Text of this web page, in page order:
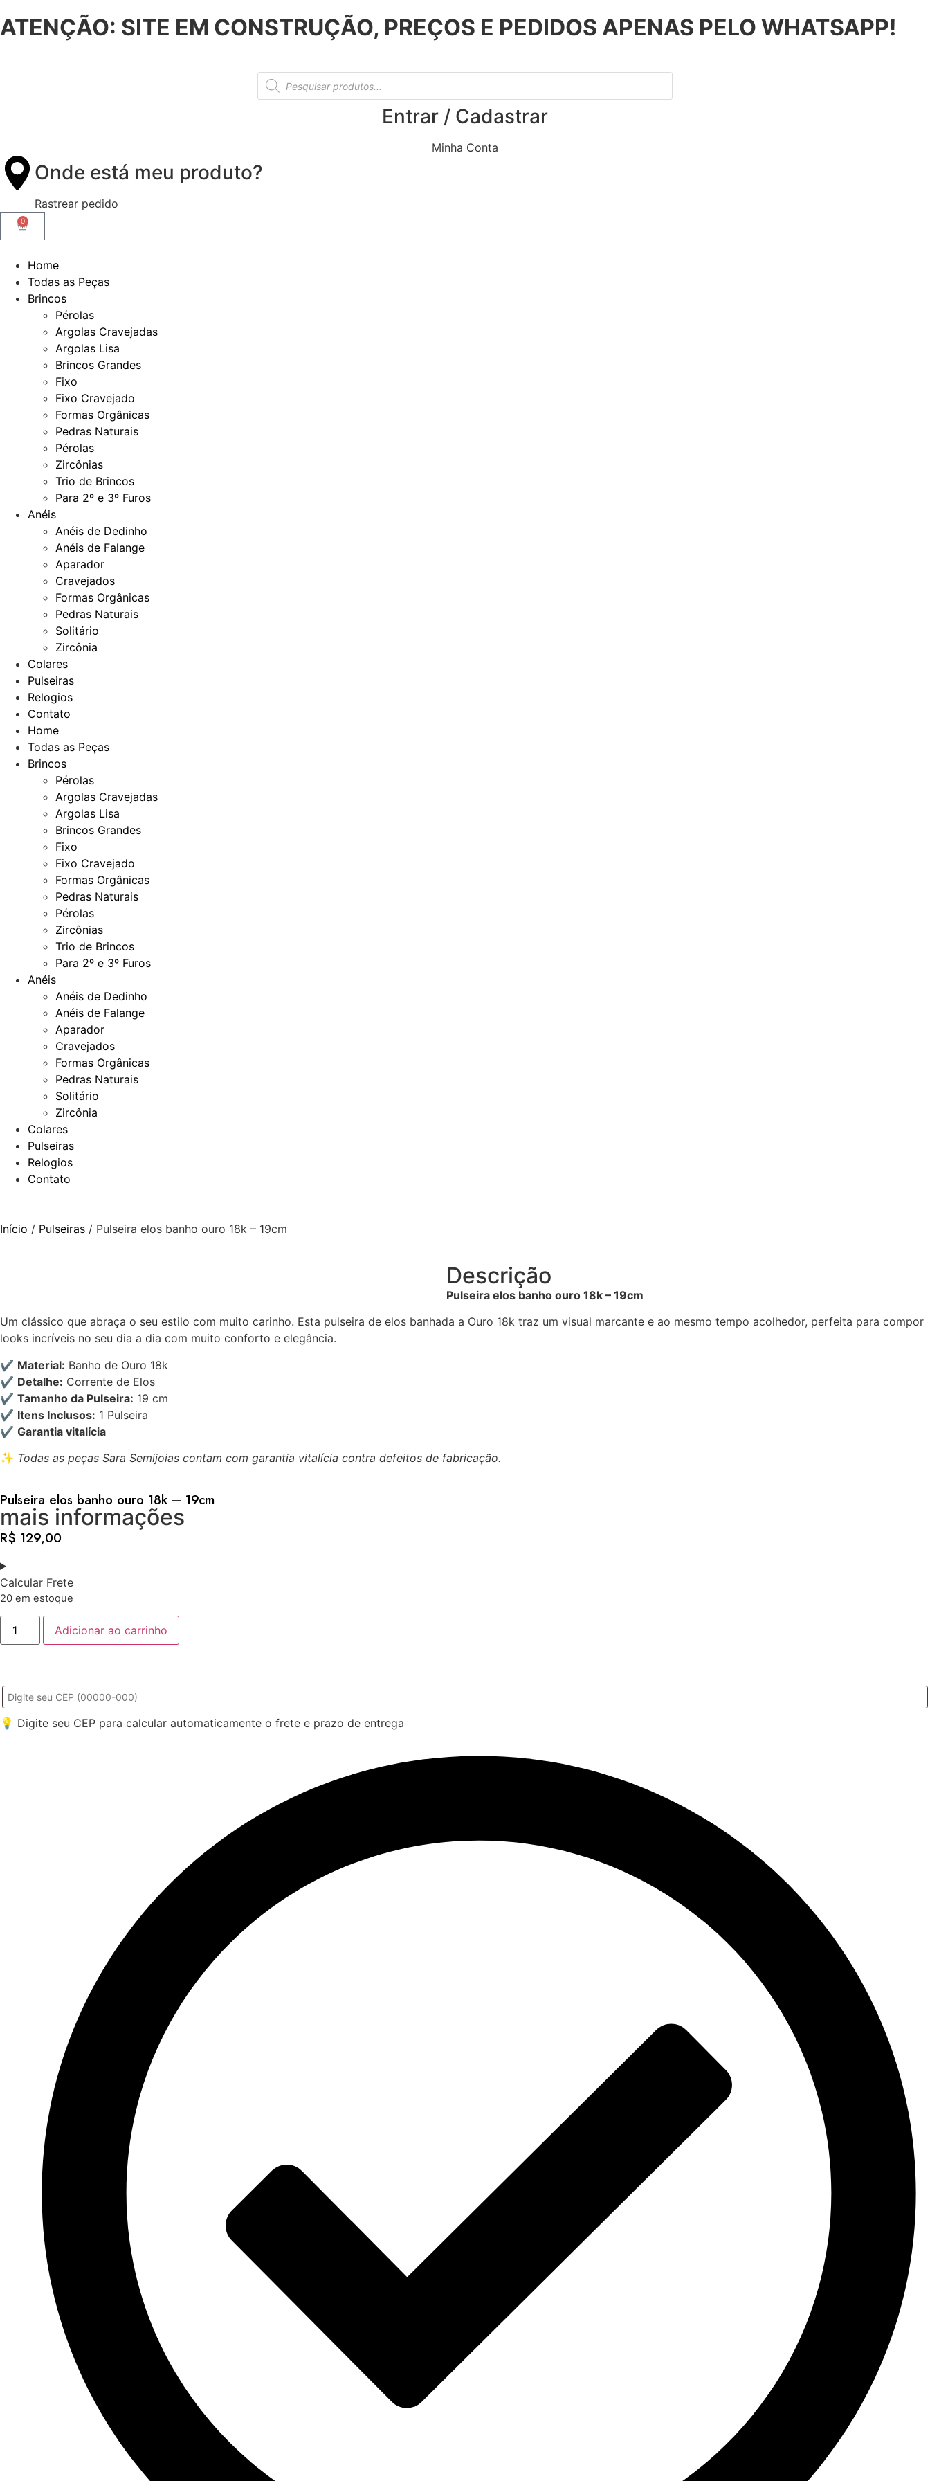
ATENÇÃO: SITE EM CONSTRUÇÃO, PREÇOS E PEDIDOS APENAS PELO WHATSAPP!
Entrar / Cadastrar
Minha Conta
Onde está meu produto?
Rastrear pedido
0
Home
Todas as Peças
Brincos
Pérolas
Argolas Cravejadas
Argolas Lisa
Brincos Grandes
Fixo
Fixo Cravejado
Formas Orgânicas
Pedras Naturais
Pérolas
Zircônias
Trio de Brincos
Para 2º e 3º Furos
Anéis
Anéis de Dedinho
Anéis de Falange
Aparador
Cravejados
Formas Orgânicas
Pedras Naturais
Solitário
Zircônia
Colares
Pulseiras
Relogios
Contato
Home
Todas as Peças
Brincos
Pérolas
Argolas Cravejadas
Argolas Lisa
Brincos Grandes
Fixo
Fixo Cravejado
Formas Orgânicas
Pedras Naturais
Pérolas
Zircônias
Trio de Brincos
Para 2º e 3º Furos
Anéis
Anéis de Dedinho
Anéis de Falange
Aparador
Cravejados
Formas Orgânicas
Pedras Naturais
Solitário
Zircônia
Colares
Pulseiras
Relogios
Contato
Início / Pulseiras / Pulseira elos banho ouro 18k – 19cm
Descrição
Pulseira elos banho ouro 18k – 19cm
Um clássico que abraça o seu estilo com muito carinho. Esta pulseira de elos banhada a Ouro 18k traz um visual marcante e ao mesmo tempo acolhedor, perfeita para compor
looks incríveis no seu dia a dia com muito conforto e elegância.
✔️ Material: Banho de Ouro 18k
✔️ Detalhe: Corrente de Elos
✔️ Tamanho da Pulseira: 19 cm
✔️ Itens Inclusos: 1 Pulseira
✔️ Garantia vitalícia
✨ Todas as peças Sara Semijoias contam com garantia vitalícia contra defeitos de fabricação.
Pulseira elos banho ouro 18k – 19cm
mais informações
R$ 129,00
Calcular Frete
20 em estoque
Adicionar ao carrinho
💡 Digite seu CEP para calcular automaticamente o frete e prazo de entrega